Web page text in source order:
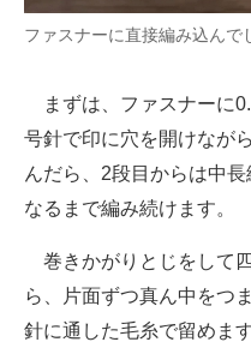
ファスナーに直接編み込んで
まずは、ファスナーに
号針で印に穴を開けなが
んだら、2段目からは中
なるまで編み続けます。
巻きかがりとじをして
ら、片面ずつ真ん中をつ
針に通した毛糸で留めま